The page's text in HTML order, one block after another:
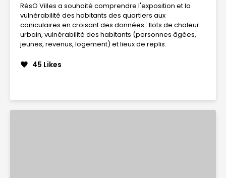
RésO Villes a souhaité comprendre l'exposition et la
vulnérabilité des habitants des quartiers aux
caniculaires en croisant des données : Ilots de chaleur
urbain, vulnérabilité des habitants (personnes âgées,
jeunes, revenus, logement) et lieux de replis.
favorite 45 Likes